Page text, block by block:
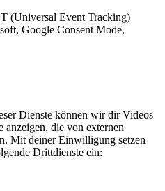
(Universal Event Tracking)
Google Consent Mode,
Dienste können wir dir Videos
anzeigen, die von externen
Mit deiner Einwilligung setzen
Drittdienste ein: